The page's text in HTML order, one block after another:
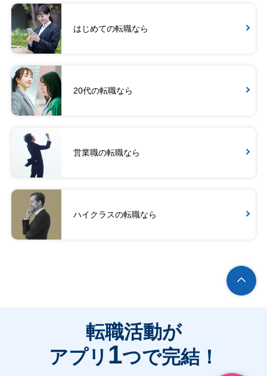
はじめての転職なら
20代の転職なら
営業職の転職なら
ハイクラスの転職なら
転職活動が
アプリ 1つで完結！